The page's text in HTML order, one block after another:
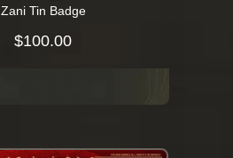
Zani Tin Badge
$100.00